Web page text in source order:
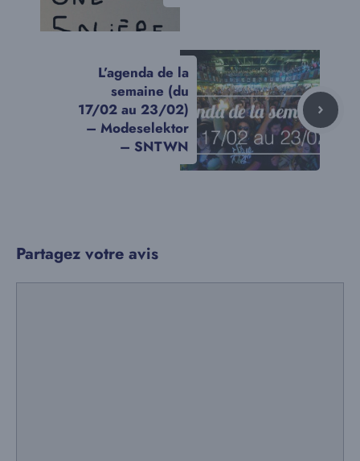
L’agenda de la
semaine (du
17/02 au 23/02)
– Modeselektor
– SNTWN
Partagez votre avis